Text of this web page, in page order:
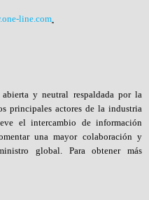
line.com.
y neutral respaldada por la
principales actores de la industria
el intercambio de información
una mayor colaboración y
global. Para obtener más